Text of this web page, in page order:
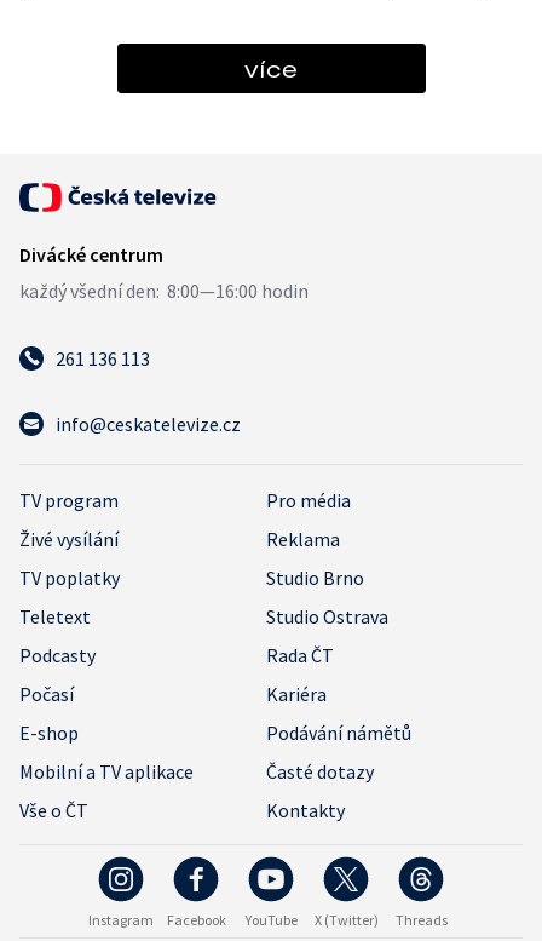
více
261 136 113
info@ceskatelevize.cz
TV program
Pro média
Živé vysílání
Reklama
TV poplatky
Studio Brno
Teletext
Studio Ostrava
Podcasty
Rada ČT
Počasí
Kariéra
E-shop
Podávání námětů
Mobilní a TV aplikace
Časté dotazy
Vše o ČT
Kontakty
Instagram Facebook YouTube X (Twitter) Threads